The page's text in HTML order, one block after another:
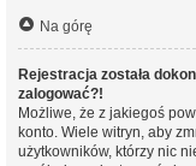
Na górę
Rejestracja została
zalogować?!
Możliwe, że z jakiegoś
konto. Wiele witryn, aby
użytkowników, którzy nic